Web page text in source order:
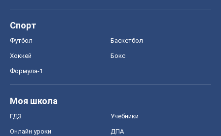
Спорт
Футбол Баскетбол
Хоккей Бокс
Формула-1
Моя школа
ГДЗ Учебники
Онлайн уроки ДПА